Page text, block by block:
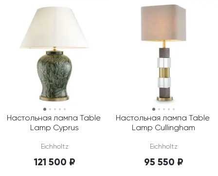
Настольная лампа Table
Lamp Cyprus
Eichholtz
121 500 ₽
Настольная лампа Table
Lamp Cullingham
Eichholtz
95 550 ₽